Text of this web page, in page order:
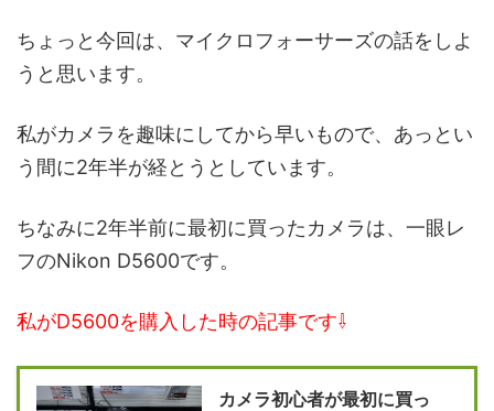
ちょっと今回は、マイクロフォーサーズの話をしよ
うと思います。
私がカメラを趣味にしてから早いもので、あっとい
う間に2年半が経とうとしています。
ちなみに2年半前に最初に買ったカメラは、一眼レ
フのNikon D5600です。
私がD5600を購入した時の記事です⇩
カメラ初心者が最初に買っ